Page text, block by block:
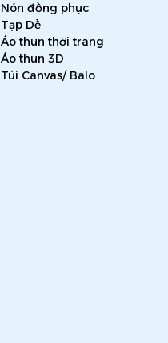
Nón đồng phục
Tạp Dề
Áo thun thời trang
Áo thun 3D
Túi Canvas/ Balo